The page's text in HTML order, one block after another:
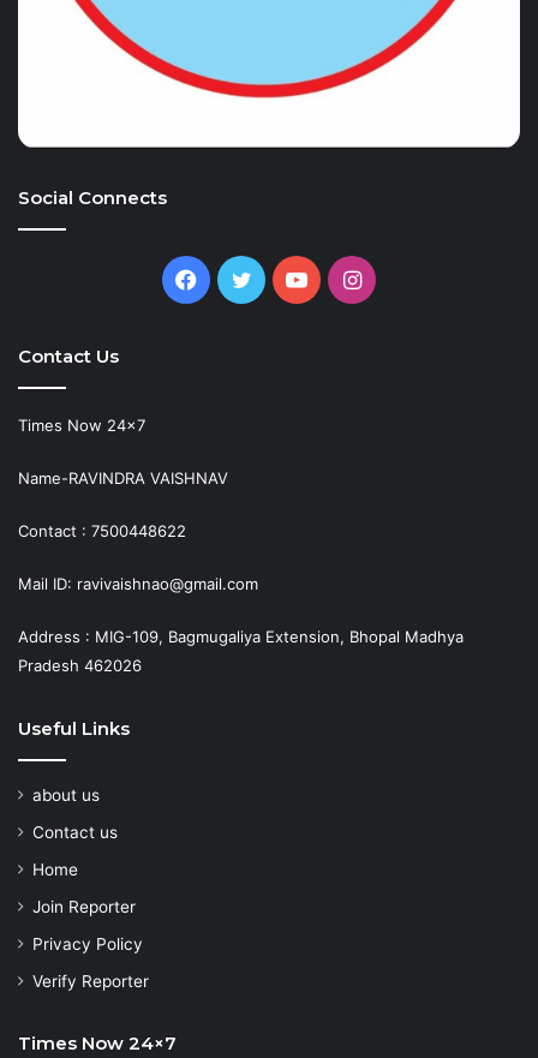
Social Connects
Facebook
TwitterYouTubeInstagram
Contact Us
Times Now 24×7
Name-RAVINDRA VAISHNAV
Contact : 7500448622
Mail ID: ravivaishnao@gmail.com
Address : MIG-109, Bagmugaliya Extension, Bhopal Madhya
Pradesh 462026
Useful Links
about us
Contact us
Home
Join Reporter
Privacy Policy
Verify Reporter
Times Now 24×7